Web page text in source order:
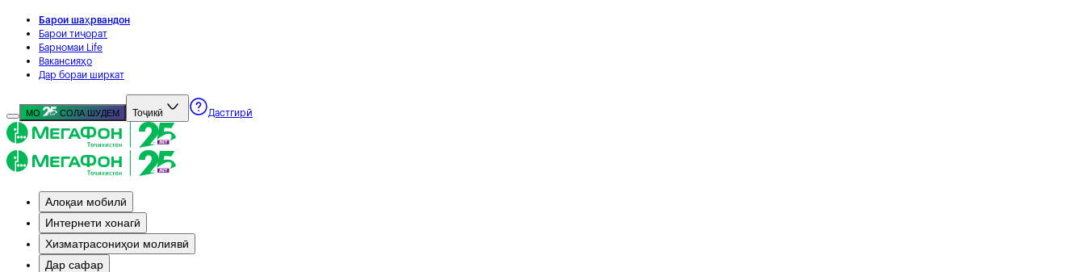
Барои шаҳрвандон
Барои тиҷорат
Барномаи Life
Вакансияҳо
Дар бораи ширкат
МО СОЛА ШУДЕМ Тоҷикӣ Дастгирӣ
Алоқаи мобилӣ
Интернети хонагӣ
Хизматрасониҳои молиявӣ
Дар сафар